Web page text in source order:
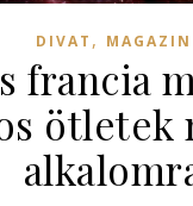
DIVAT , MAGAZIN
francia
ötletek